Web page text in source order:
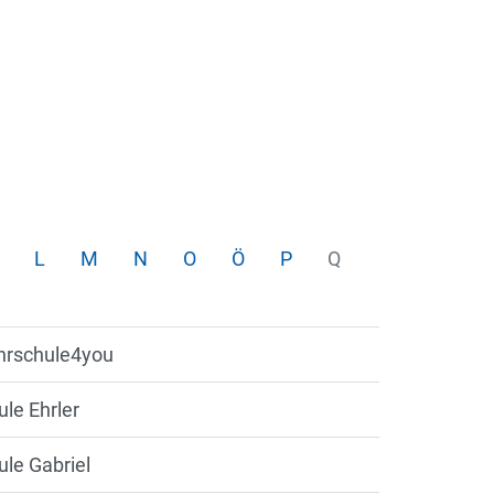
L M N O Ö P
Q
Ehrler
Gabriel